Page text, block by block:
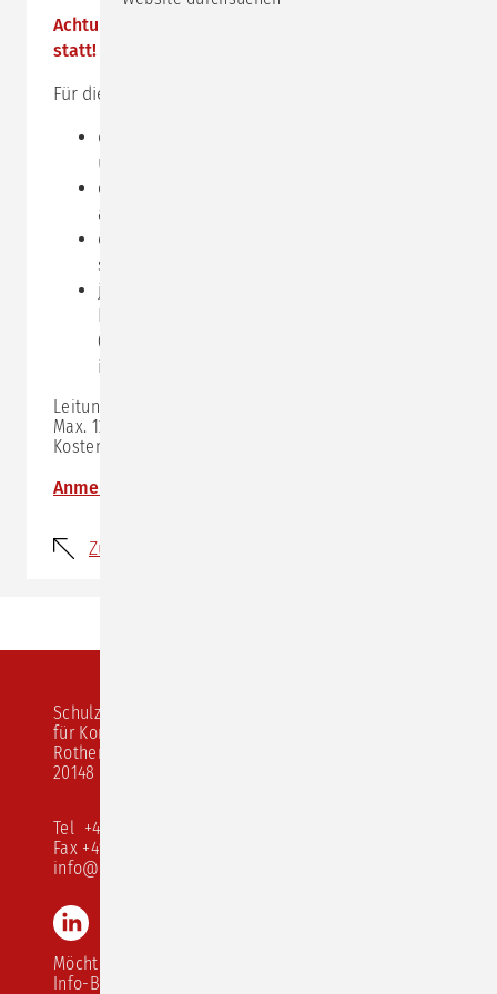
Achtung: Dieser Impulstag findet online via
statt!
Für die
das Programm
unter
einen Computer, der mit einer Kamera
ausgestattet ist
einen einigermaßen ruhigen Ort, an den Sie
sich zurückziehen können
je nach Ihren Bedürfnissen und der Qualität
Ihres integrierten Mikrofons ein Headset
(unserer bisherigen Erfahrung nach reicht das
integrierte Mikrofon aus)
Leitung:
Max. 12 Teilnehmer:innen
Kosten: 345,- € zzgl. MwSt.
Anmeldung
Zurück
Schulz von Thun Institut
für Kommunikation
Rothenbaumchaussee 20
20148 Hamburg
Tel +49 40 413 526 10
Fax +49 40 413 526 68
info@schulz-von-thun.de
Möchten Sie unseren
Info-Brief abonnieren?